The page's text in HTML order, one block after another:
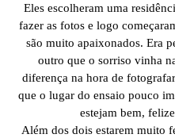
Eles escolheram uma
fazer as fotos e logo
são muito apaixonados. Era
outro que o sorriso vinha
diferença na hora de
que o lugar do ensaio pouco
estejam bem,
Além dos dois estarem muito